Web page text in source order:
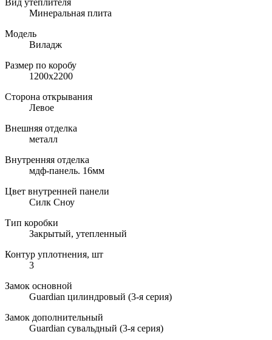
Минеральная плита
Модель
Виладж
Размер по коробу
1200х2200
Сторона открывания
Левое
Внешняя отделка
металл
Внутренняя отделка
мдф-панель. 16мм
Цвет внутренней панели
Силк Сноу
Тип коробки
Закрытый, утепленный
Контур уплотнения, шт
3
Замок основной
Guardian цилиндровый (3-я серия)
Замок дополнительный
Guardian сувальдный (3-я серия)